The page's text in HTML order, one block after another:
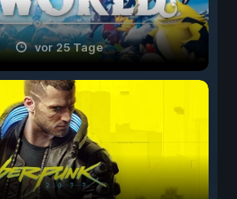
vor 25 Tage